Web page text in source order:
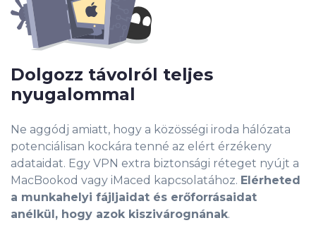
Ne aggódj amiatt, hogy a közösségi iroda hálózata
potenciálisan kockára tenné az elért érzékeny
adataidat. Egy VPN extra biztonsági réteget nyújt a
MacBookod vagy iMaced kapcsolatához. Elérheted
a munkahelyi fájljaidat és erőforrásaidat
anélkül, hogy azok kiszivárognának.
Dolgozz távolról teljes
nyugalommal